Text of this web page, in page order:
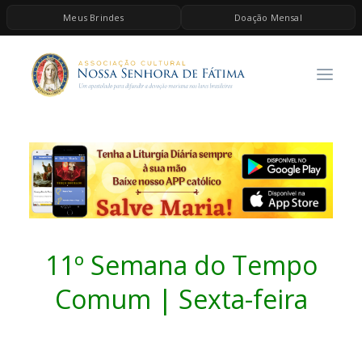
Meus Brindes Doação Mensal
HOME
A ASSOCIAÇÃO
ESPIRITUALIDADE
AS MELHORES MÚSICAS CATÓLICAS
BRINDES
11º Semana do Tempo
Comum | Sexta-feira